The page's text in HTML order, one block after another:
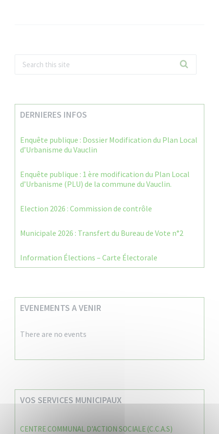
DERNIERES INFOS
Enquête publique : Dossier Modification du Plan Local
d’Urbanisme du Vauclin
Enquête publique : 1 ère modification du Plan Local
d’Urbanisme (PLU) de la commune du Vauclin.
Election 2026 : Commission de contrôle
Municipale 2026 : Transfert du Bureau de Vote n°2
Information Élections – Carte Électorale
EVENEMENTS A VENIR
There are no events
VOS SERVICES MUNICIPAUX
CENTRE COMMUNAL D’ACTION SOCIALE (C.C.A.S)